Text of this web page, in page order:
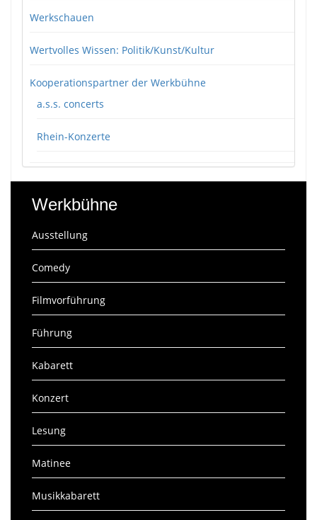
Werkschauen
Wertvolles Wissen: Politik/Kunst/Kultur
Kooperationspartner der Werkbühne
a.s.s. concerts
Rhein-Konzerte
Werkbühne
Ausstellung
Comedy
Filmvorführung
Führung
Kabarett
Konzert
Lesung
Matinee
Musikkabarett